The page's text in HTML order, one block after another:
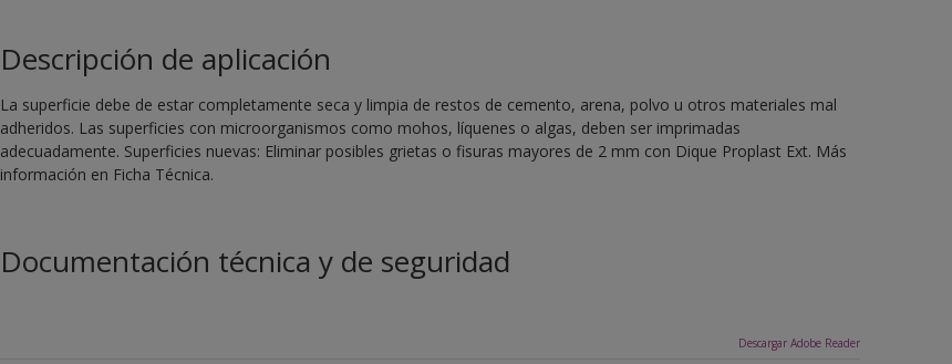
Descripción de aplicación
La superficie debe de estar completamente seca y limpia de restos de cemento, arena, polvo u otros materiales mal
adheridos. Las superficies con microorganismos como mohos, líquenes o algas, deben ser imprimadas
adecuadamente. Superficies nuevas: Eliminar posibles grietas o fisuras mayores de 2 mm con Dique Proplast Ext. Más
información en Ficha Técnica.
Documentación técnica y de seguridad
Descargar Adobe Reader